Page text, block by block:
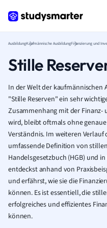
AusbildungKaufmännische AusbildungFinanzierung und
Stille
In der Welt der kaufmännischen
"Stille Reserven" ein sehr
Zusammenhang mit der
wird, bleibt oftmals ohne
Verständnis. Im weiteren Verlauf
umfassende Definition von
Handelsgesetzbuch (HGB) und
entdeckst anhand von
und erfährst, wie sie die
können. Es ist essentiell, die
erfolgreiches und effizientes
können.